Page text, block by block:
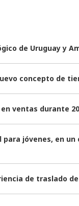
de Uruguay y
concepto de
ventas durante
jóvenes, en
de traslado